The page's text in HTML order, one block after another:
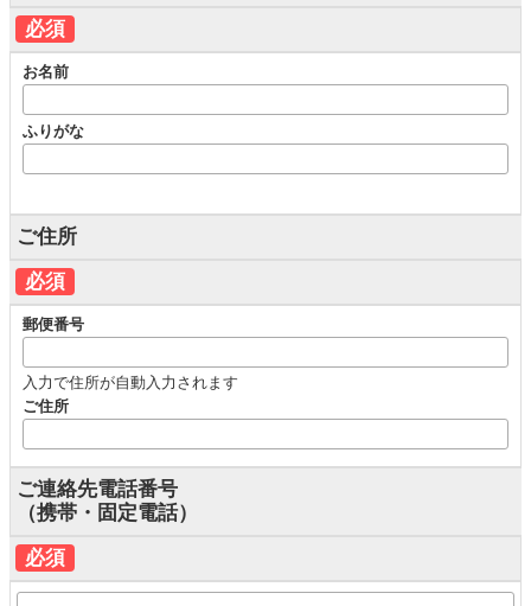
必須
お名前
ふりがな
ご住所
必須
郵便番号
入力で住所が自動入力されます
ご住所
ご連絡先電話番号
（携帯・固定電話）
必須